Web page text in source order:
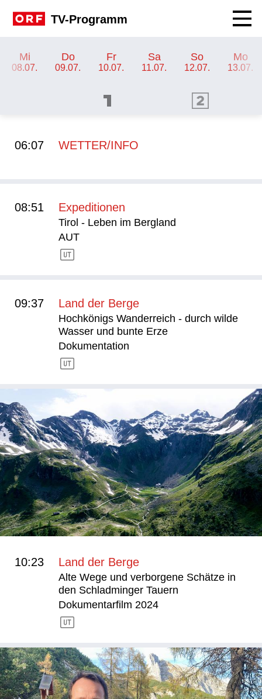
TV-Programm
Mi
08.07.
Do
09.07.
Fr
10.07.
Sa
11.07.
So
12.07.
Mo
13.07.
ORF 2 Programm
06:07 WETTER/INFO
08:51 Expeditionen
Tirol - Leben im Bergland
AUT
09:37 Land der Berge
Hochkönigs Wanderreich - durch wilde
Wasser und bunte Erze
Dokumentation
10:23 Land der Berge
Alte Wege und verborgene Schätze in
den Schladminger Tauern
Dokumentarfilm 2024